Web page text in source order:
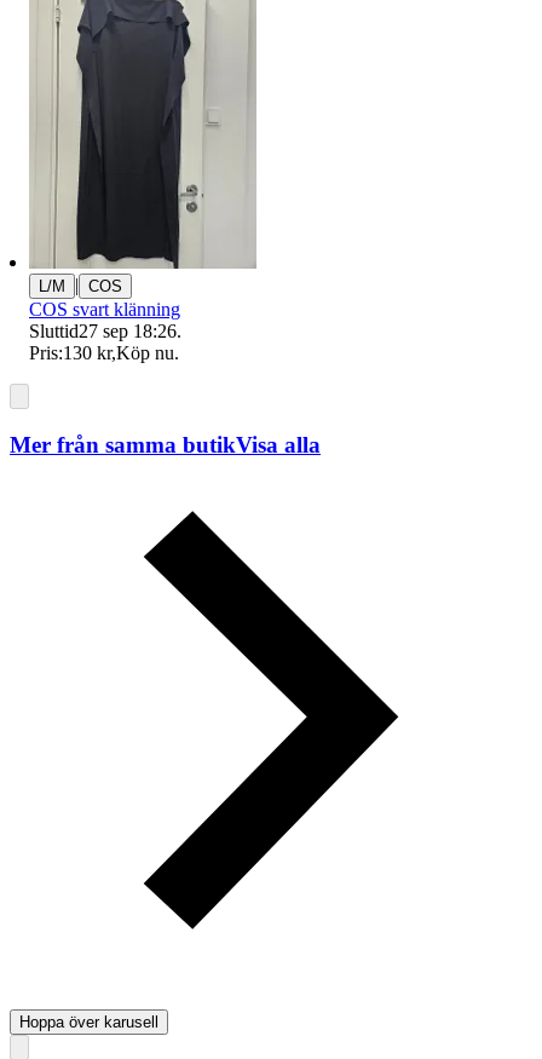
L/M | COS
COS svart klänning
Sluttid27 sep 18:26.
Pris:130 kr,Köp nu.
Mer från samma butikVisa alla
Hoppa över karusell